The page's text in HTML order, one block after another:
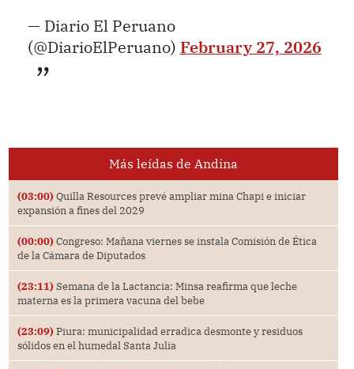
— Diario El Peruano
(@DiarioElPeruano) February 27, 2026
Más leídas de Andina
(03:00) Quilla Resources prevé ampliar mina Chapi e iniciar
expansión a fines del 2029
(00:00) Congreso: Mañana viernes se instala Comisión de Ética
de la Cámara de Diputados
(23:11) Semana de la Lactancia: Minsa reafirma que leche
materna es la primera vacuna del bebe
(23:09) Piura: municipalidad erradica desmonte y residuos
sólidos en el humedal Santa Julia